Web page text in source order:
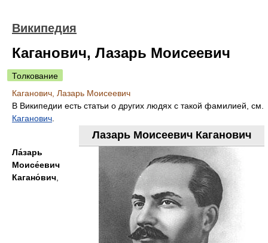
Википедия
Каганович, Лазарь Моисеевич
Толкование
Каганович, Лазарь Моисеевич
В Википедии есть статьи о других людях с такой фамилией, см.
Каганович
Лазарь Моисеевич Каганович
Ла́зарь
Моисе́евич
Кагано́вич